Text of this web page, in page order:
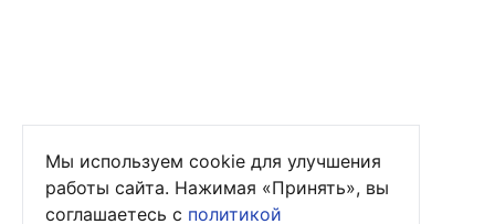
Мы используем cookie для улучшения
работы сайта. Нажимая «Принять», вы
соглашаетесь с политикой